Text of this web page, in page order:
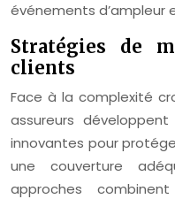
événements d’ampleur
Stratégies de
clients
Face à la complexité
assureurs
innovantes pour
une couverture
approches